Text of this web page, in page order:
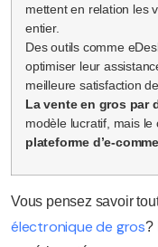
mettent en relation les
entier.
Des outils comme
optimiser leur
meilleure satisfaction
La vente en gros par
modèle lucratif, mais
plateforme d’e-
Vous pensez savoir
électronique de gros?